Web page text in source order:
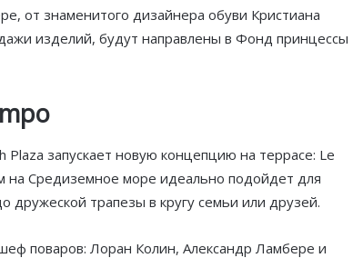
от знаменитого дизайнера обуви Кристиана
изделий, будут направлены в Фонд принцессы
Plaza запускает новую концепцию на террасе: Le
на Средиземное море идеально подойдет для
дружеской трапезы в кругу семьи или друзей.
поваров: Лоран Колин, Александр Ламбере и
Красного Креста Монако
Шарль Леклер вновь в борьбе: